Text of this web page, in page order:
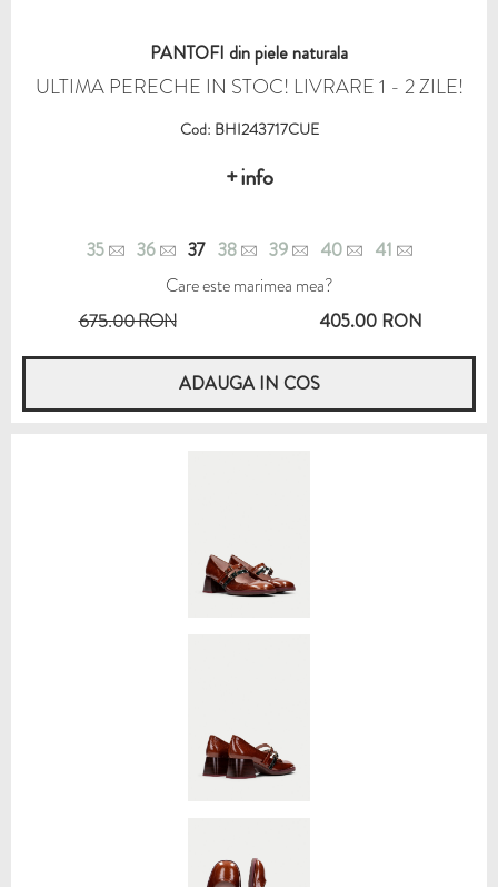
PANTOFI din piele naturala
ULTIMA PERECHE IN STOC! LIVRARE 1 - 2 ZILE!
Cod: BHI243717CUE
+ info
35 36 37 38 39 40
41
Care este marimea mea?
675.00 RON
405.00 RON
ADAUGA IN COS